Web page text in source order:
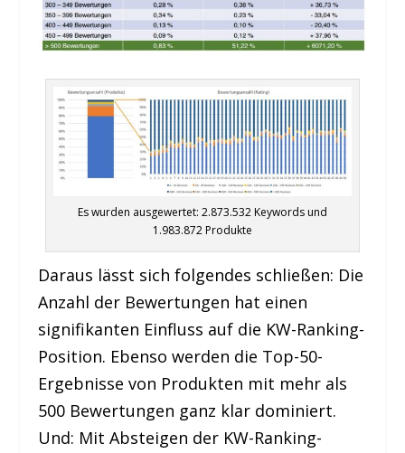
Es wurden ausgewertet: 2.873.532 Keywords und
1.983.872 Produkte
Daraus lässt sich folgendes schließen: Die
Anzahl der Bewertungen hat einen
signifikanten Einfluss auf die KW-Ranking-
Position. Ebenso werden die Top-50-
Ergebnisse von Produkten mit mehr als
500 Bewertungen ganz klar dominiert.
Und: Mit Absteigen der KW-Ranking-